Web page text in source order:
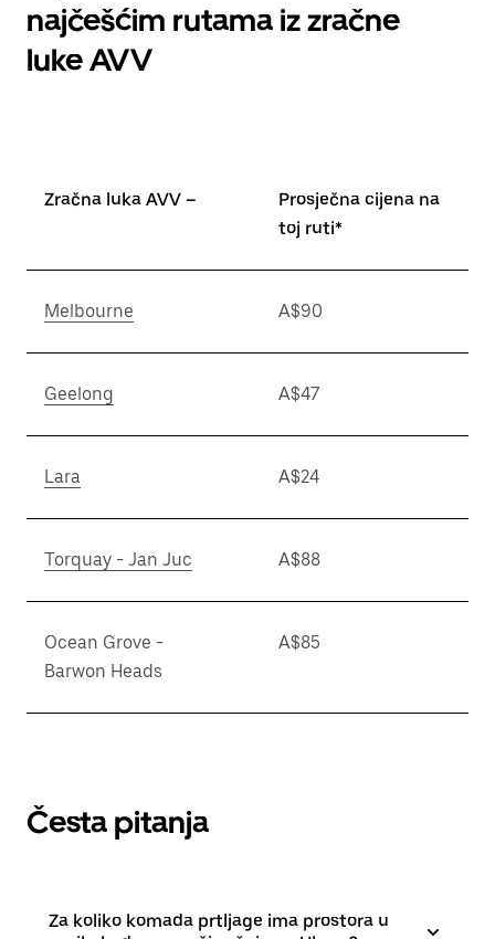
najčešćim rutama iz zračne
luke AVV
Zračna luka AVV –
Prosječna cijena na
toj ruti*
Melbourne A$90
Geelong A$47
Lara A$24
Torquay - Jan Juc A$88
Ocean Grove -
Barwon Heads
A$85
Česta pitanja
Za koliko komada prtljage ima prostora u